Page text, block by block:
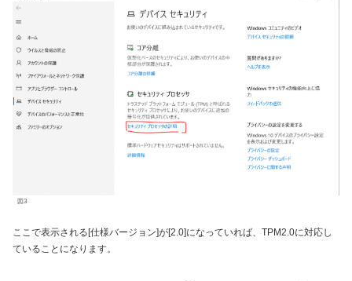
図3
ここで表示される[仕様バージョン]が[2.0]になっていれば、TPM2.0に対応し
ていることになります。